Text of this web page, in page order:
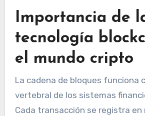
Importancia de
tecnología
el mundo cripto
La cadena de bloques funciona
vertebral de los sistemas
Cada transacción se registra